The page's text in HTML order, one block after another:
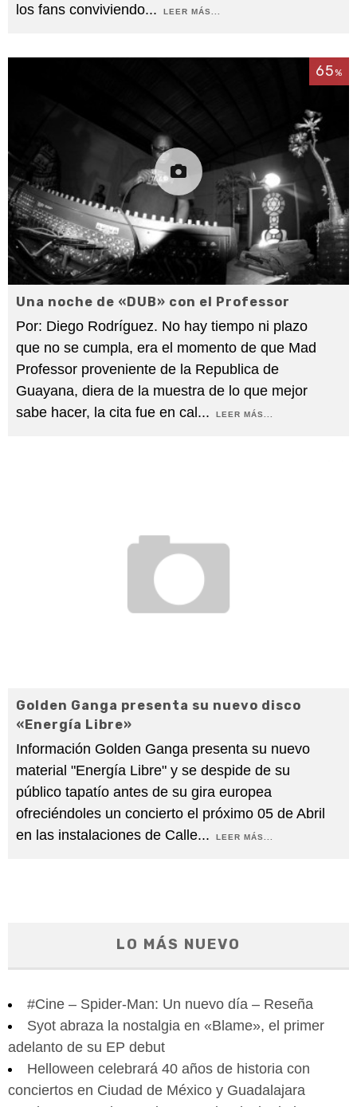
los fans conviviendo... LEER MÁS...
65%
Una noche de «DUB» con el Professor
Por: Diego Rodríguez. No hay tiempo ni plazo
que no se cumpla, era el momento de que Mad
Professor proveniente de la Republica de
Guayana, diera de la muestra de lo que mejor
sabe hacer, la cita fue en cal ... LEER MÁS...
Golden Ganga presenta su nuevo disco
«Energía Libre»
Información Golden Ganga presenta su nuevo
material "Energía Libre" y se despide de su
público tapatío antes de su gira europea
ofreciéndoles un concierto el próximo 05 de Abril
en las instalaciones de Calle... LEER MÁS...
LO MÁS NUEVO
#Cine – Spider-Man: Un nuevo día – Reseña
Syot abraza la nostalgia en «Blame», el primer
adelanto de su EP debut
Helloween celebrará 40 años de historia con
conciertos en Ciudad de México y Guadalajara